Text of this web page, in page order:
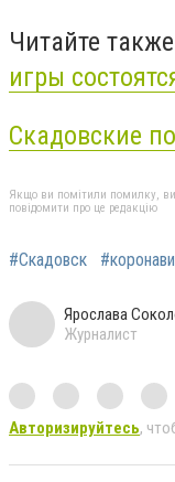
Читайте
игры
Скадовские
Якщо ви помітили помилку,
повідомити про це редакцію
#Скадовск
Ярослава
Журналист
Авторизируйтесь,